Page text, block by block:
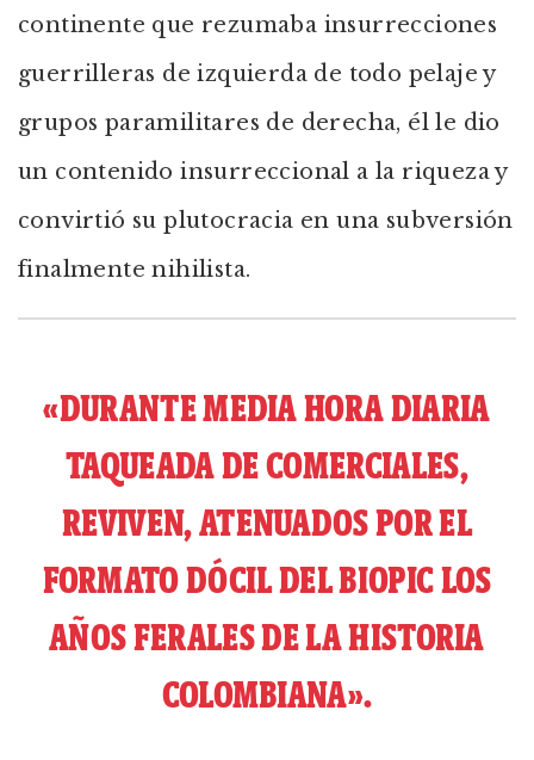
continente que rezumaba insurrecciones
guerrilleras de izquierda de todo pelaje y
grupos paramilitares de derecha, él le dio
un contenido insurreccional a la riqueza y
convirtió su plutocracia en una subversión
finalmente nihilista.
«DURANTE MEDIA HORA DIARIA
TAQUEADA DE COMERCIALES,
REVIVEN, ATENUADOS POR EL
FORMATO DÓCIL DEL BIOPIC LOS
AÑOS FERALES DE LA HISTORIA
COLOMBIANA».